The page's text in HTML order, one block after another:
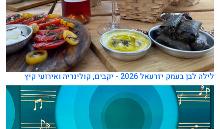
לבן בעמק יזרעאל 2026 - יקבים, קולינריה ואירועי קיץ